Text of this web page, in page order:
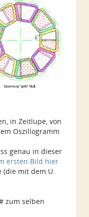
in Zeitlupe, von
Oszillogramm
genau in dieser
ersten Bild hier
(die mit dem U
zum selben